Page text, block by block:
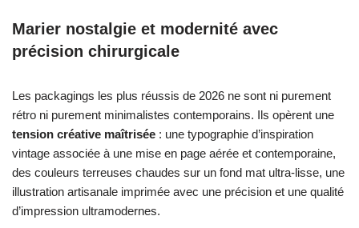
Marier nostalgie et modernité avec
précision chirurgicale
Les packagings les plus réussis de 2026 ne sont ni purement
rétro ni purement minimalistes contemporains. Ils opèrent une
tension créative maîtrisée : une typographie d’inspiration
vintage associée à une mise en page aérée et contemporaine,
des couleurs terreuses chaudes sur un fond mat ultra-lisse, une
illustration artisanale imprimée avec une précision et une qualité
d’impression ultramodernes.